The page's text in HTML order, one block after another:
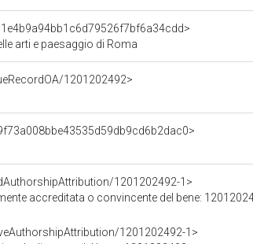
arti e paesaggio di Roma
1201202492>
1201202492-1>
accreditata o convincente del bene:
1201202492-1>